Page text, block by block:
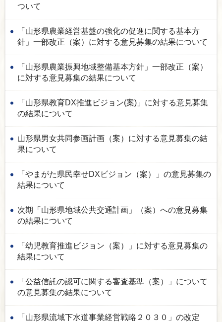
ついて
「山形県農業経営基盤の強化の促進に関する基本方
針」一部改正（案）に対する意見募集の結果について
「山形県農業振興地域整備基本方針」一部改正（案）
に対する意見募集の結果について
「山形県教育DX推進ビジョン(案)」に対する意見募集
の結果について
山形県男女共同参画計画（案）に対する意見募集の結
果について
「やまがた県民幸せDXビジョン（案）」の意見募集の
結果について
次期「山形県地域公共交通計画」（案）への意見募集
の結果について
「幼児教育推進ビジョン（案）」に対する意見募集の
結果について
「公益信託の認可に関する審査基準（案）」について
の意見募集の結果について
「山形県流域下水道事業経営戦略２０３０」の改定